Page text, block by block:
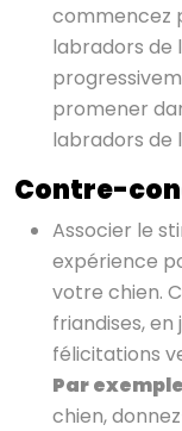
commencez
labradors de
promener
labradors de
Contre-
Associer le
expérience
votre chien.
friandises,
félicitations
Par exemple
chien,